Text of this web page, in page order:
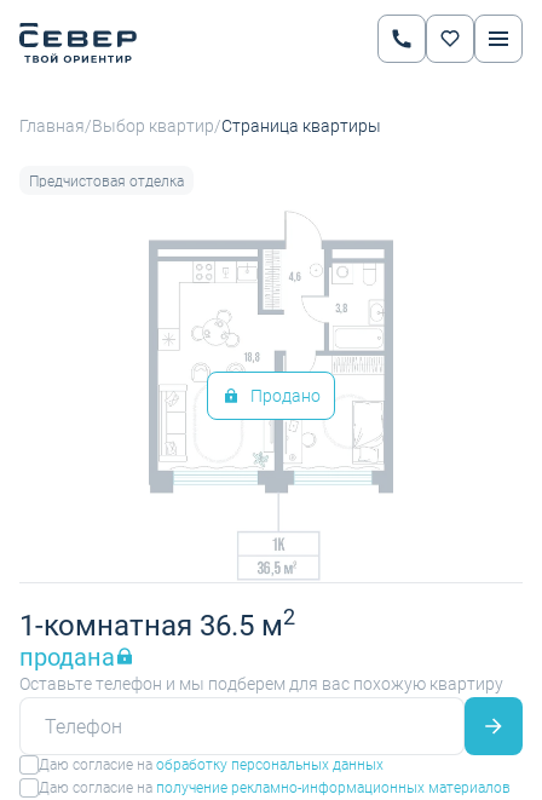
Главная/Выбор квартир/Страница квартиры
Предчистовая отделка
Продано
1-комнатная 36.5 м2
продана
Оставьте телефон и мы подберем для вас похожую квартиру
Даю согласие наобработку персональных данных
Даю согласие на получение рекламно-информационных материалов